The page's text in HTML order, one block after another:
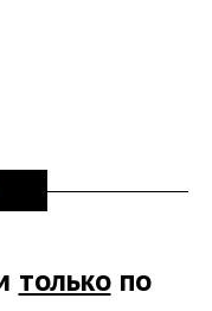
толькопо